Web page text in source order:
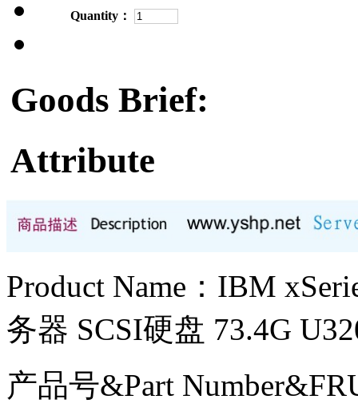
Quantity：
Goods Brief:
Attribute
Product Name：IBM
务器 SCSI硬盘 73.4G
产品号&Part